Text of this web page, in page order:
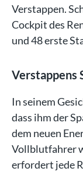
Verstappen.
Cockpit des
und 48 erste
Verstappens
In seinem
dass ihm der
dem neuen
Vollblutfahrer
erfordert jede